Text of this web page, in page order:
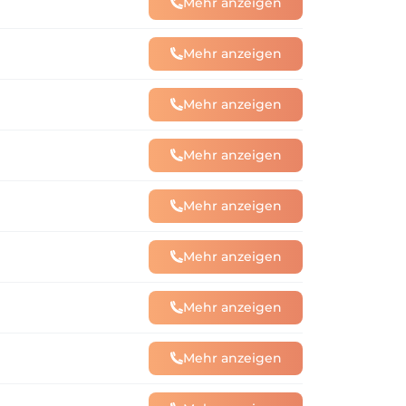
Mehr anzeigen
Mehr anzeigen
Mehr anzeigen
Mehr anzeigen
Mehr anzeigen
Mehr anzeigen
Mehr anzeigen